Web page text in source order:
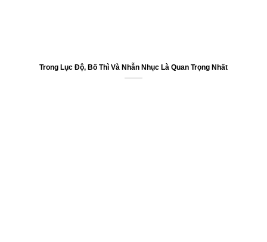
Trong Lục Độ, Bố Thì Và Nhẫn Nhục Là Quan Trọng Nhất